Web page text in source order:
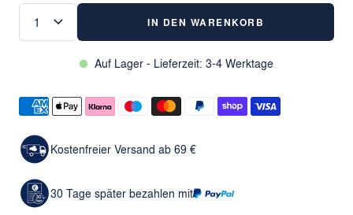
IN DEN WARENKORB
Auf Lager - Lieferzeit: 3-4 Werktage
Kostenfreier Versand ab 69 €
30 Tage später bezahlen mit